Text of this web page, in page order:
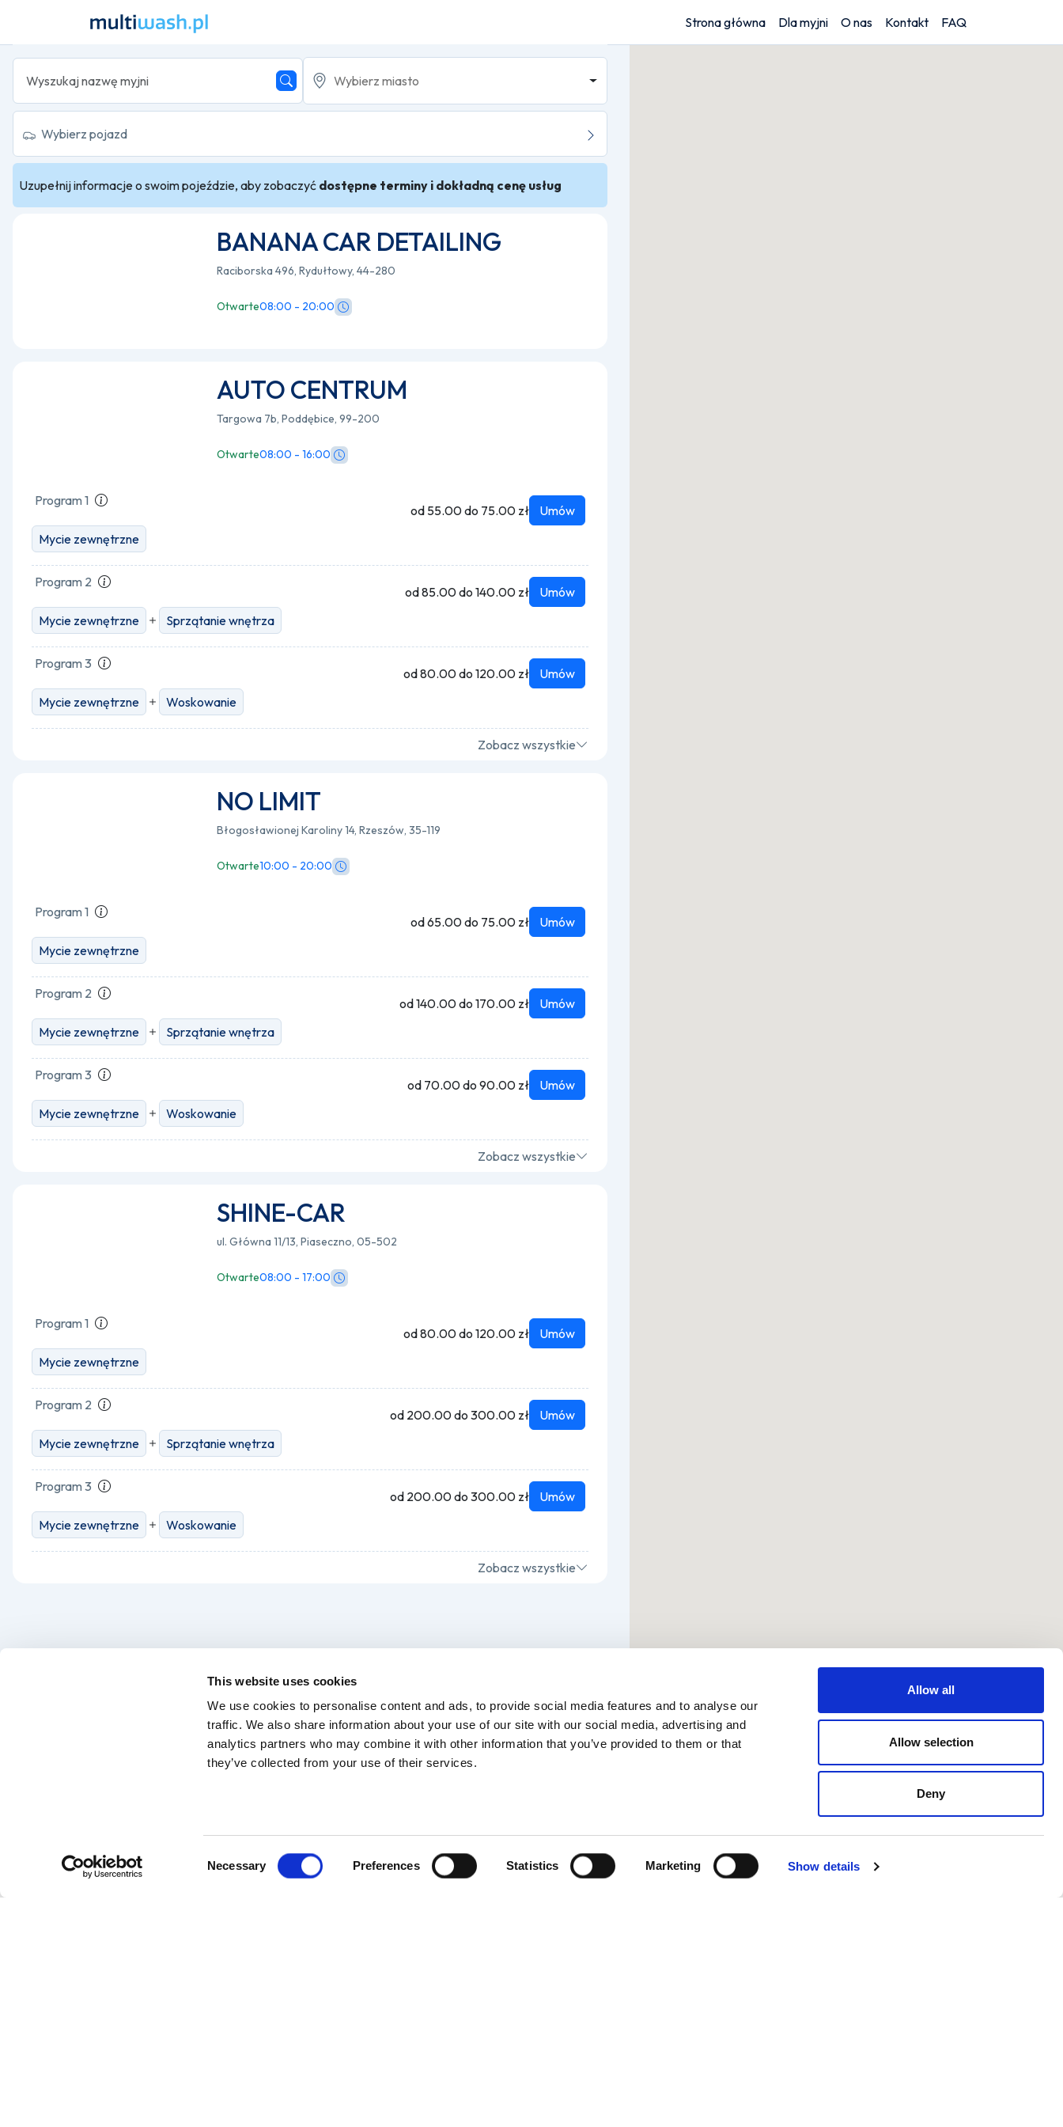
This website uses cookies
We use cookies to personalise content and ads, to provide social media features and to analyse our
traffic. We also share information about your use of our site with our social media, advertising and
analytics partners who may combine it with other information that you’ve provided to them or that
they’ve collected from your use of their services.
Necessary Preferences Statistics Marketing Show details
Allow all
Allow selection
Deny
Strona główna Dla myjni O nas Kontakt FAQ
Wybierz pojazd
Uzupełnij informacje o swoim pojeździe, aby zobaczyć dostępne terminy i dokładną cenę usług
BANANA CAR DETAILING
Raciborska 496, Rydułtowy, 44-280
Otwarte08:00 - 20:00
AUTO CENTRUM
Targowa 7b, Poddębice, 99-200
Otwarte08:00 - 16:00
Program 1
od 55.00 do 75.00 zł
Umów
Mycie zewnętrzne
Program 2
od 85.00 do 140.00 zł
Umów
Mycie zewnętrzne
Sprzątanie wnętrza
Program 3
od 80.00 do 120.00 zł
Umów
Mycie zewnętrzne
Woskowanie
Zobacz wszystkie
NO LIMIT
Błogosławionej Karoliny 14, Rzeszów, 35-119
Otwarte10:00 - 20:00
Program 1
od 65.00 do 75.00 zł
Umów
Mycie zewnętrzne
Program 2
od 140.00 do 170.00 zł
Umów
Mycie zewnętrzne
Sprzątanie wnętrza
Program 3
od 70.00 do 90.00 zł
Umów
Mycie zewnętrzne
Woskowanie
Zobacz wszystkie
SHINE-CAR
ul. Główna 11/13, Piaseczno, 05-502
Otwarte08:00 - 17:00
Program 1
od 80.00 do 120.00 zł
Umów
Mycie zewnętrzne
Program 2
od 200.00 do 300.00 zł
Umów
Mycie zewnętrzne
Sprzątanie wnętrza
Program 3
od 200.00 do 300.00 zł
Umów
Mycie zewnętrzne
Woskowanie
Zobacz wszystkie
2 3 8